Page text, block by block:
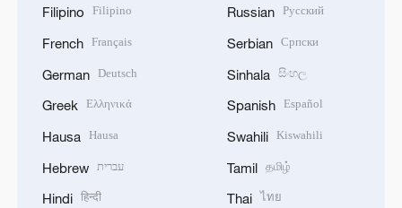
Filipino Filipino
French Français
German Deutsch
Greek Ελληνικά
Hausa Hausa
Hebrew עברית
Hindi हिन्दी
Russian Русский
Serbian Српски
Sinhala සිංහල
Spanish Español
Swahili Kiswahili
Tamil தமிழ்
Thai ไทย